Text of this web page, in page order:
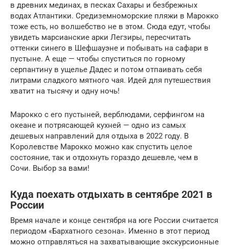
в древних мединах, в песках Сахары и безбрежных
водах Атлантики. Средиземноморские пляжи в Марокко
тоже есть, но волшебство не в этом. Сюда едут, чтобы
увидеть марсианские арки Легзиры, пересчитать
оттенки синего в Шефшауэне и побывать на сафари в
пустыне. А еще — чтобы спуститься по горному
серпантину в ущелье Дадес и потом отпаивать себя
литрами сладкого мятного чая. Идей для путешествия
хватит на тысячу и одну ночь!
Марокко с его пустыней, верблюдами, серфингом на
океане и потрясающей кухней — одно из самых
дешевых направлений для отдыха в 2022 году. В
Королевстве Марокко можно как спустить целое
состояние, так и отдохнуть гораздо дешевле, чем в
Сочи. Выбор за вами!
Куда поехать отдыхать в сентябре 2021 в
России
Время начале и конце сентября на юге России считается
периодом «Бархатного сезона». Именно в этот период
можно отправляться на захватывающие экскурсионные